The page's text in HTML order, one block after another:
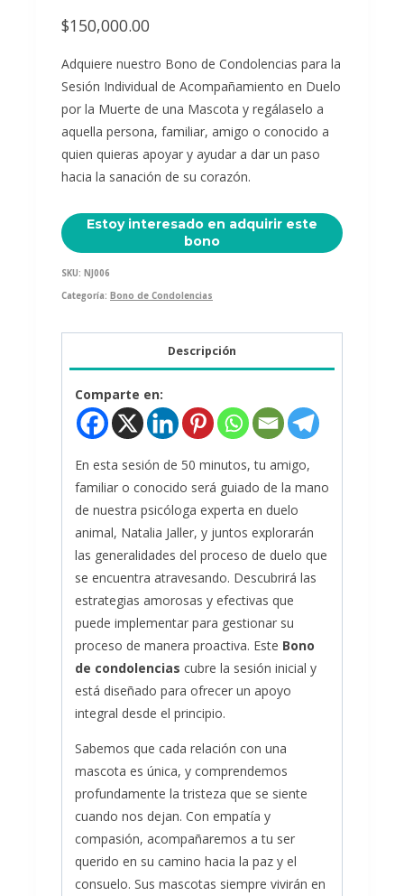
$150,000.00
Adquiere nuestro Bono de Condolencias para la
Sesión Individual de Acompañamiento en Duelo
por la Muerte de una Mascota y regálaselo a
aquella persona, familiar, amigo o conocido a
quien quieras apoyar y ayudar a dar un paso
hacia la sanación de su corazón.
Estoy interesado en adquirir este
bono
SKU: NJ006
Categoría: Bono de Condolencias
Descripción
Comparte en:
En esta sesión de 50 minutos, tu amigo,
familiar o conocido será guiado de la mano
de nuestra psicóloga experta en duelo
animal, Natalia Jaller, y juntos explorarán
las generalidades del proceso de duelo que
se encuentra atravesando. Descubrirá las
estrategias amorosas y efectivas que
puede implementar para gestionar su
proceso de manera proactiva. Este Bono
de condolencias cubre la sesión inicial y
está diseñado para ofrecer un apoyo
integral desde el principio.
Sabemos que cada relación con una
mascota es única, y comprendemos
profundamente la tristeza que se siente
cuando nos dejan. Con empatía y
compasión, acompañaremos a tu ser
querido en su camino hacia la paz y el
consuelo. Sus mascotas siempre vivirán en